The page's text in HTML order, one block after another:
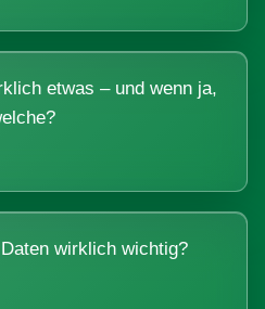
etwas – und wenn ja,
wirklich wichtig?